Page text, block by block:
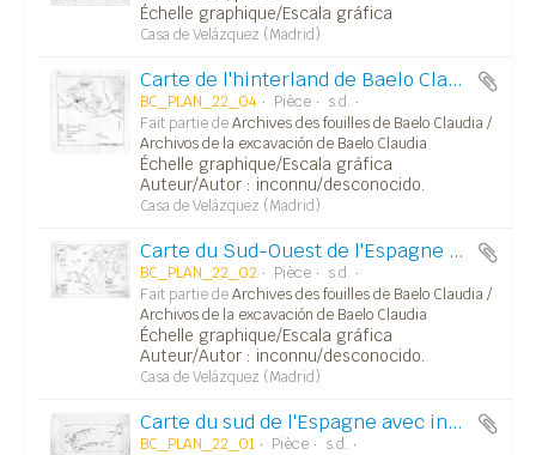
Échelle graphique/Escala gráfica
Casa de Velázquez (Madrid)
Carte de l'hinterland de Baelo Claudia à la période romaine.
BC_PLAN_22_04 Pièce
s.d.
Fait partie deArchives des fouilles de Baelo Claudia /
Archivos de la excavación de Baelo Claudia
Échelle graphique/Escala gráfica
Auteur/Autor : inconnu/desconocido.
Casa de Velázquez (Madrid)
Carte du Sud-Ouest de l'Espagne avec localisation des établissements et villes romaines ainsi que leurs noms modernes.
BC_PLAN_22_02 Pièce
s.d.
Fait partie deArchives des fouilles de Baelo Claudia /
Archivos de la excavación de Baelo Claudia
Échelle graphique/Escala gráfica
Auteur/Autor : inconnu/desconocido.
Casa de Velázquez (Madrid)
Carte du sud de l'Espagne avec indication des peuples et villes des VIe - Ve siècles avant JC.
BC_PLAN_22_01 Pièce
s.d.